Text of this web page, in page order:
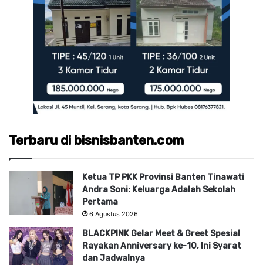
Terbaru di bisnisbanten.com
Ketua TP PKK Provinsi Banten Tinawati
Andra Soni: Keluarga Adalah Sekolah
Pertama
6 Agustus 2026
BLACKPINK Gelar Meet & Greet Spesial
Rayakan Anniversary ke-10, Ini Syarat
dan Jadwalnya